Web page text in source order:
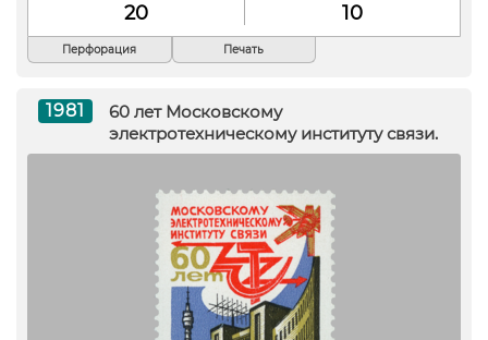
20 10
Перфорация Печать
1981
60 лет Московскому
электротехническому институту связи.